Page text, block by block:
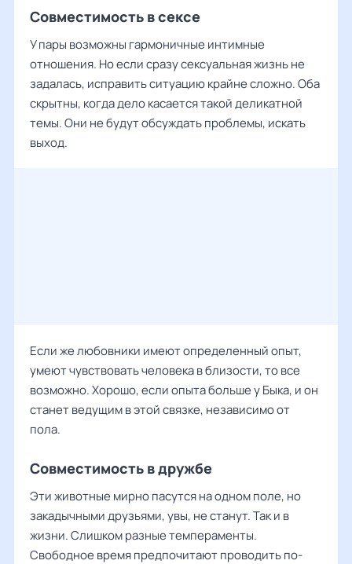
Совместимость в сексе
У пары возможны гармоничные интимные
отношения. Но если сразу сексуальная жизнь не
задалась, исправить ситуацию крайне сложно. Оба
скрытны, когда дело касается такой деликатной
темы. Они не будут обсуждать проблемы, искать
выход.
Если же любовники имеют определенный опыт,
умеют чувствовать человека в близости, то все
возможно. Хорошо, если опыта больше у Быка, и он
станет ведущим в этой связке, независимо от
пола.
Совместимость в дружбе
Эти животные мирно пасутся на одном поле, но
закадычными друзьями, увы, не станут. Так и в
жизни. Слишком разные темпераменты.
Свободное время предпочитают проводить по-